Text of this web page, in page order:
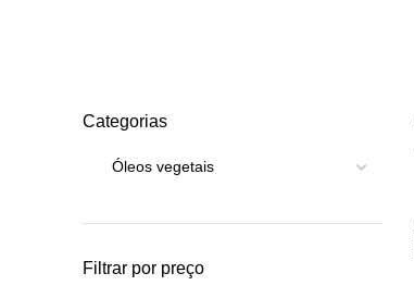
Categorias
Filtrar por preço